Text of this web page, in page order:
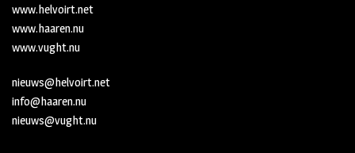
www.helvoirt.net
www.haaren.nu
www.vught.nu
nieuws@helvoirt.net
info@haaren.nu
nieuws@vught.nu